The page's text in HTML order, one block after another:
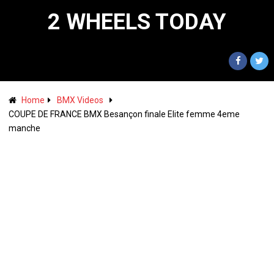
2 WHEELS TODAY
Home
BMX Videos
COUPE DE FRANCE BMX Besançon finale Elite femme 4eme
manche